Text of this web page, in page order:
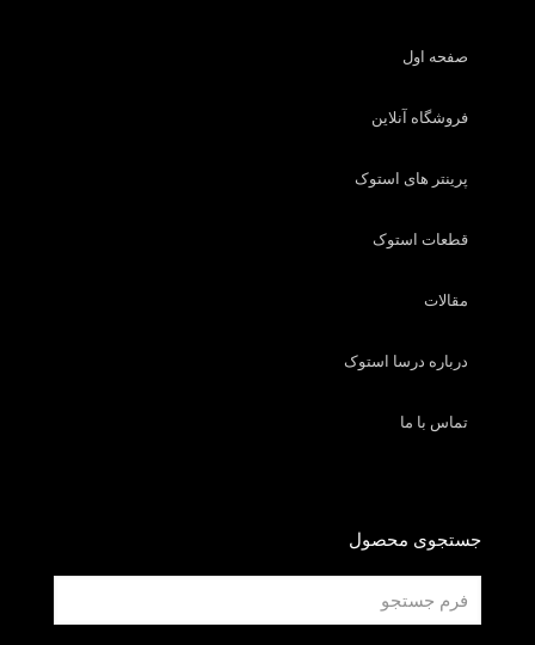
صفحه اول
فروشگاه آنلاین
پرینتر های استوک
قطعات استوک
مقالات
درباره درسا استوک
تماس با ما
جستجوی محصول